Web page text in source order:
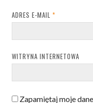
ADRES E-MAIL *
WITRYNA INTERNETOWA
Zapamiętaj moje